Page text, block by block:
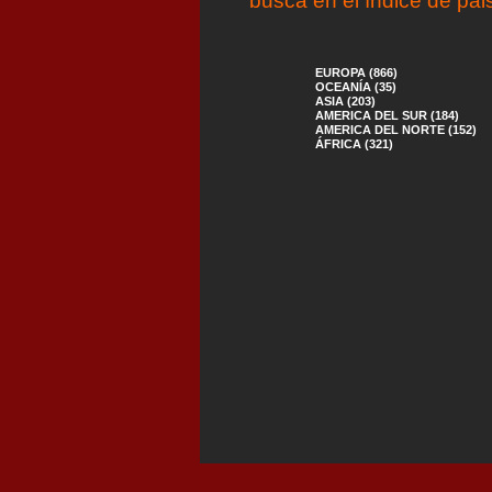
EUROPA (866)
OCEANÍA (35)
ASIA (203)
AMERICA DEL SUR (184)
AMERICA DEL NORTE (152)
ÁFRICA (321)